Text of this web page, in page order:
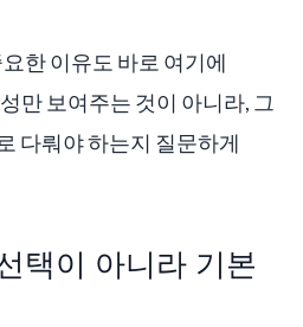
한 이유도 바로 여기에
만 보여주는 것이 아니라, 그
다뤄야 하는지 질문하게
택이 아니라 기본